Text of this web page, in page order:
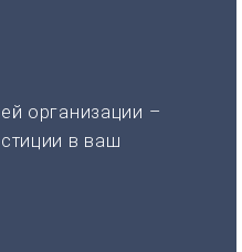
организации –
в ваш